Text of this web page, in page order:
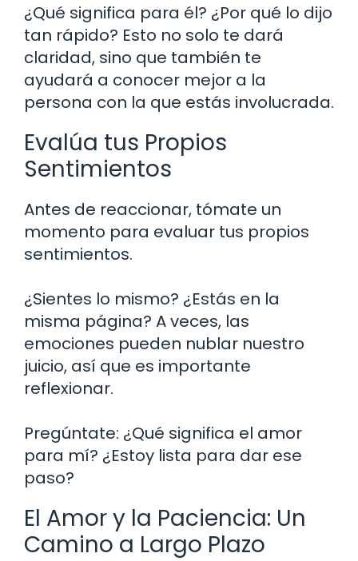
¿Qué significa para él? ¿Por qué lo dijo
tan rápido? Esto no solo te dará
claridad, sino que también te
ayudará a conocer mejor a la
persona con la que estás involucrada.
Evalúa tus Propios
Sentimientos
Antes de reaccionar, tómate un
momento para evaluar tus propios
sentimientos.
¿Sientes lo mismo? ¿Estás en la
misma página? A veces, las
emociones pueden nublar nuestro
juicio, así que es importante
reflexionar.
Pregúntate: ¿Qué significa el amor
para mí? ¿Estoy lista para dar ese
paso?
El Amor y la Paciencia: Un
Camino a Largo Plazo